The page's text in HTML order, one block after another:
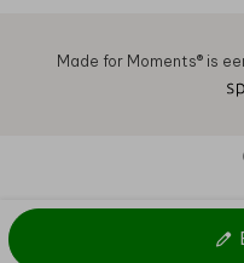
Made for Moments®️ is